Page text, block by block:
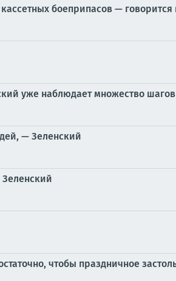
боеприпасов —
уже наблюдает множество
— Зеленский
чтобы праздничное